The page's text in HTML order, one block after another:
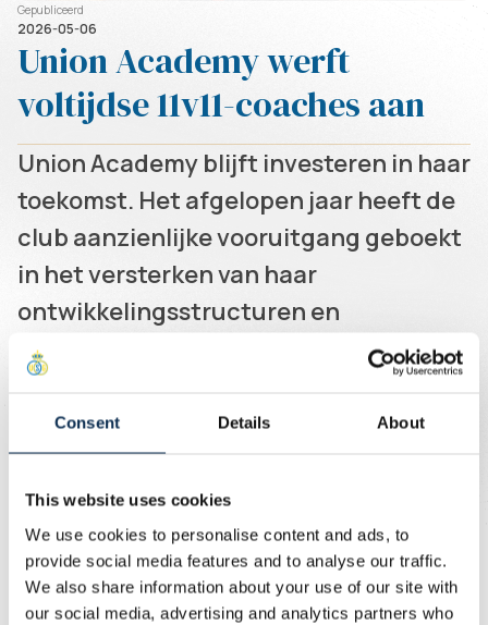
Consent Details About
This website uses cookies
We use cookies to personalise content and ads, to
provide social media features and to analyse our traffic.
We also share information about your use of our site with
our social media, advertising and analytics partners who
Gepubliceerd
2026-05-06
Union Academy werft
voltijdse 11v11-coaches aan
Union Academy blijft investeren in haar
toekomst. Het afgelopen jaar heeft de
club aanzienlijke vooruitgang geboekt
in het versterken van haar
ontwikkelingsstructuren en
infrastructuur. Als onderdeel van deze
ambitie zet de Academy nu de
volgende stap door haar
jeugdopleidingsprogramma verder te
professionaliseren. Daarom zijn wij op
zoek naar voltijdse coaches voor de
volgende leeftijdscategorieën: U13,
U14, U15, U16 en U18.